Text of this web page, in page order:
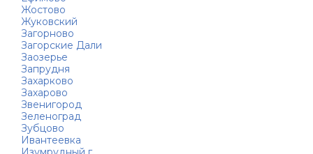
Жостово
Жуковский
Загорново
Загорские Дали
Заозерье
Запрудня
Захарково
Захарово
Звенигород
Зеленоград
Зубцово
Ивантеевка